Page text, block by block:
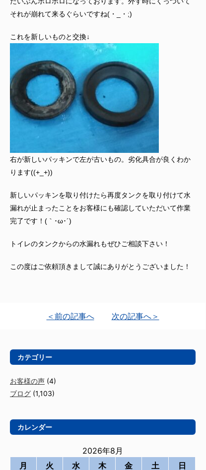
それが崩れて来るぐらいですね(・_・;)
これを新しいものと交換↓
右が新しいパッキンで左が古いもの。劣化具合が良くわか
ります((+_+))
新しいパッキンを取り付けたら再度タンクを取り付けて水
漏れが止まったことをお客様にも確認していただいて作業
完了です！(｀･ω･´)ゞ
トイレのタンクからの水漏れもぜひご相談下さい！
この度はご依頼頂きまして誠にありがとうございました！
＜前の記事へ 次の記事へ＞
カテゴリー
お客様の声 (4)
ブログ (1,103)
カレンダー
2026年8月
月
火 水 木 金 土 日